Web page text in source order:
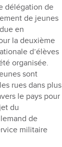
délégation de
de jeunes
en
la deuxième
d’élèves
organisée.
sont
rues dans plus
le pays pour
du
de
militaire